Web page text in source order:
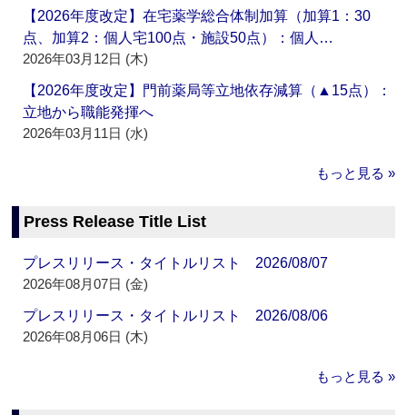
【2026年度改定】在宅薬学総合体制加算（加算1：30
点、加算2：個人宅100点・施設50点）：個人…
2026年03月12日 (木)
【2026年度改定】門前薬局等立地依存減算（▲15点）：
立地から職能発揮へ
2026年03月11日 (水)
もっと見る »
Press Release Title List
プレスリリース・タイトルリスト 2026/08/07
2026年08月07日 (金)
プレスリリース・タイトルリスト 2026/08/06
2026年08月06日 (木)
もっと見る »